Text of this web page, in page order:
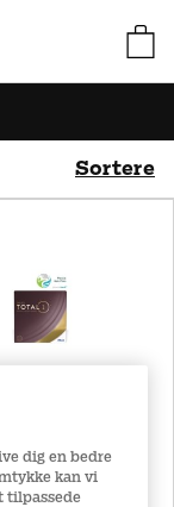
Sortere
til høj)
Total 1
dig en bedre
kan vi
tilpassede